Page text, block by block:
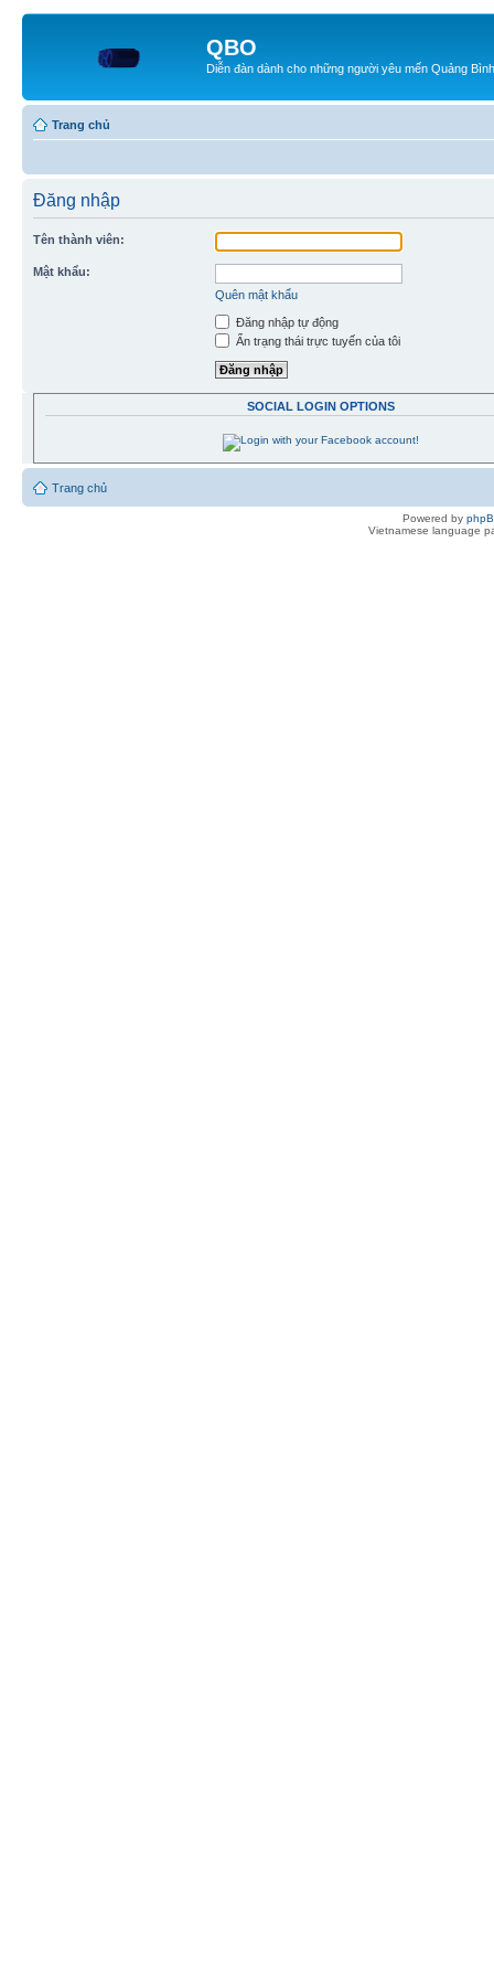
QBO
Diễn đàn dành cho những người yêu mến Quảng Bình
Trang chủ
Đăng nhập
Tên thành viên:
Mật khẩu:
Quên mật khẩu
Đăng nhập tự động
Ẩn trạng thái trực tuyến của tôi
SOCIAL LOGIN OPTIONS
Trang chủ
Powered by
Vietnamese language